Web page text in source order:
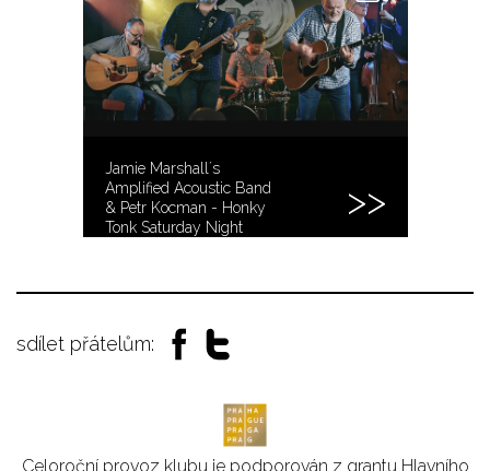
Jamie Marshall´s
Amplified Acoustic Band
& Petr Kocman - Honky
Tonk Saturday Night
sdílet přátelům:
Celoroční provoz klubu je podporován z grantu Hlavního